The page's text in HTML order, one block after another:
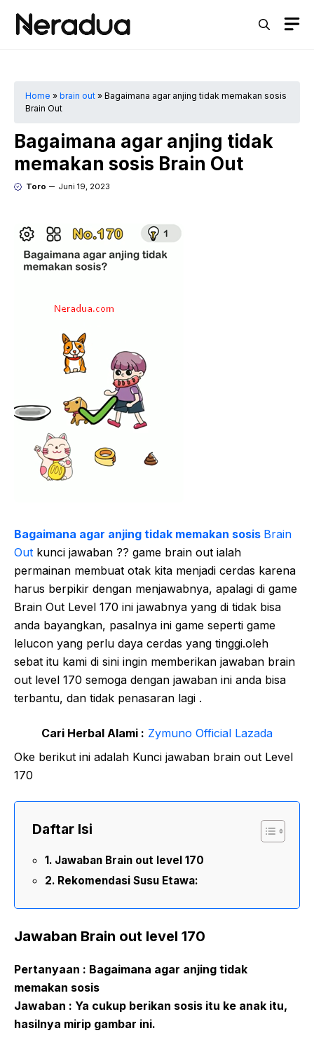
Home » brain out » Bagaimana agar anjing tidak memakan sosis
Brain Out
Bagaimana agar anjing tidak
memakan sosis Brain Out
Toro Juni 19, 2023
Bagaimana agar anjing tidak memakan sosis Brain
Out kunci jawaban ?? game brain out ialah
permainan membuat otak kita menjadi cerdas karena
harus berpikir dengan menjawabnya, apalagi di game
Brain Out Level 170 ini jawabnya yang di tidak bisa
anda bayangkan, pasalnya ini game seperti game
lelucon yang perlu daya cerdas yang tinggi.oleh
sebat itu kami di sini ingin memberikan jawaban brain
out level 170 semoga dengan jawaban ini anda bisa
terbantu, dan tidak penasaran lagi .
Cari Herbal Alami : Zymuno Official Lazada
Oke berikut ini adalah Kunci jawaban brain out Level
170
Daftar Isi
Jawaban Brain out level 170
Rekomendasi Susu Etawa:
Jawaban Brain out level 170
Pertanyaan : Bagaimana agar anjing tidak
memakan sosis
Jawaban : Ya cukup berikan sosis itu ke anak itu,
hasilnya mirip gambar ini.